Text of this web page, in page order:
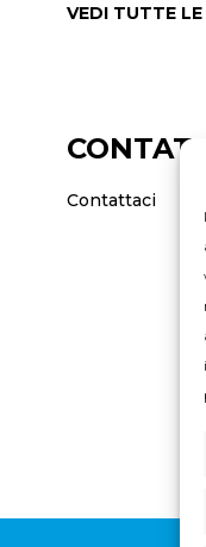
VEDI TUTTE
CONTATTI
Contattaci